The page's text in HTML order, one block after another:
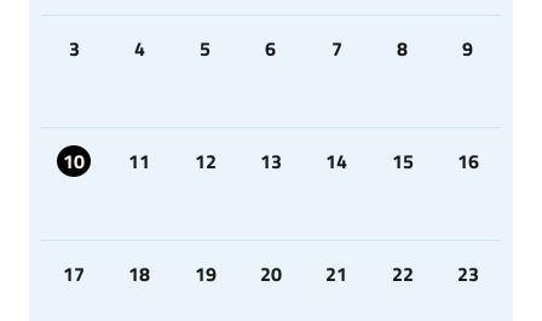
3 4 5 6 7 8 9
10 11 12 13 14 15 16
17 18 19 20 21 22 23